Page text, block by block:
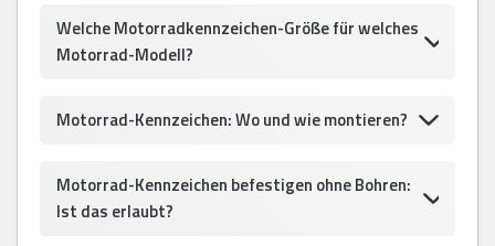
Welche Motorradkennzeichen-Größe für welches
Motorrad-Modell?
Motorrad-Kennzeichen: Wo und wie montieren?
Motorrad-Kennzeichen befestigen ohne Bohren:
Ist das erlaubt?